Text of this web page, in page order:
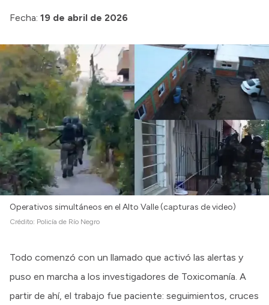
Fecha: 19 de abril de 2026
Operativos simultáneos en el Alto Valle (capturas de video)
Crédito: Policía de Río Negro
Todo comenzó con un llamado que activó las alertas y
puso en marcha a los investigadores de Toxicomanía. A
partir de ahí, el trabajo fue paciente: seguimientos, cruces